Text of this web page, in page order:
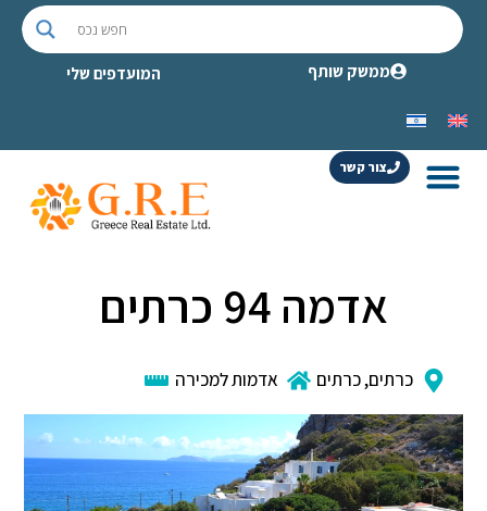
ממשק שותף המועדפים שלי
צור קשר
אדמה 94 כרתים
כרתים,כרתים אדמות למכירה